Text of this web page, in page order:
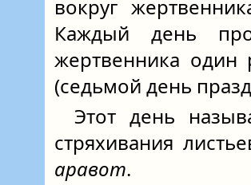
вокруг
Каждый день
жертвенника
(седьмой день
Этот день
стряхивания
аравот.